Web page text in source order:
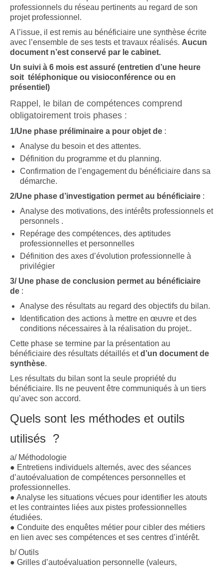
professionnels du réseau pertinents au regard de son
projet professionnel.
A l’issue, il est remis au bénéficiaire une synthèse écrite
avec l’ensemble de ses tests et travaux réalisés. Aucun
document n’est conservé par le cabinet.
Un suivi à 6 mois est assuré (entretien d’une heure
soit téléphonique ou visioconférence ou en
présentiel)
Rappel, le bilan de compétences comprend
obligatoirement trois phases :
1/Une phase préliminaire a pour objet de :
Analyse du besoin et des attentes.
Définition du programme et du planning.
Confirmation de l’engagement du bénéficiaire dans sa
démarche.
2/Une phase d’investigation permet au bénéficiaire :
Analyse des motivations, des intérêts professionnels et
personnels .
Repérage des compétences, des aptitudes
professionnelles et personnelles
Définition des axes d’évolution professionnelle à
privilégier
3/ Une phase de conclusion permet au bénéficiaire
de :
Analyse des résultats au regard des objectifs du bilan.
Identification des actions à mettre en œuvre et des
conditions nécessaires à la réalisation du projet..
Cette phase se termine par la présentation au
bénéficiaire des résultats détaillés etd’un document de
synthèse.
Les résultats du bilan sont la seule propriété du
bénéficiaire. Ils ne peuvent être communiqués à un tiers
qu’avec son accord.
Quels sont les méthodes et outils
utilisés ?
a/ Méthodologie
● Entretiens individuels alternés, avec des séances
d’autoévaluation de compétences personnelles et
professionnelles.
● Analyse les situations vécues pour identifier les atouts
et les contraintes liées aux pistes professionnelles
étudiées.
● Conduite des enquêtes métier pour cibler des métiers
en lien avec ses compétences et ses centres d’intérêt.
b/ Outils
● Grilles d’autoévaluation personnelle (valeurs,